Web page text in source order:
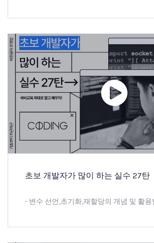
초보 개발자가 많이 하는 실수 27탄
- 변수 선언,초기화,재할당의 개념 및 활용